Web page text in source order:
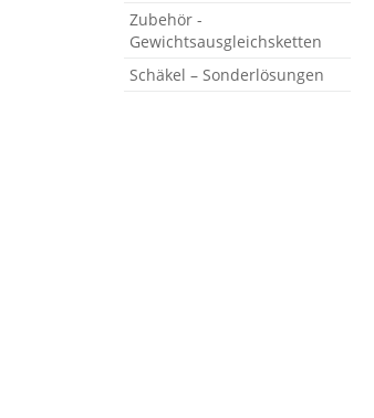
Zubehör -
Gewichtsausgleichsketten
Schäkel – Sonderlösungen